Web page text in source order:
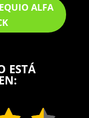
ALFA
ESTÁ